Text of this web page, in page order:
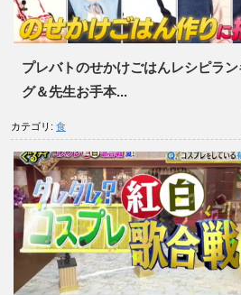
プレバトのせかけごはんレシピラ
グ＆先生お手本...
カテゴリ: 食